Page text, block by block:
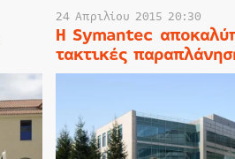
24 Απριλίου 2015 20:30
Η Symantec
τακτικές